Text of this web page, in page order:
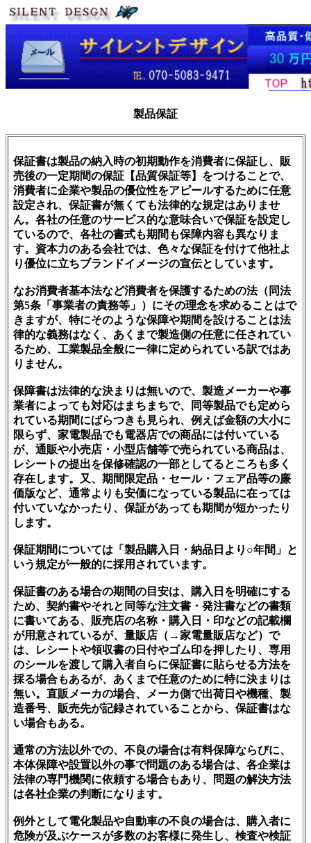
製品保証
保証書は製品の納入時の初期動作を消費者に保証し、販
売後の一定期間の保証【品質保証等】をつけることで、
消費者に企業や製品の優位性をアピールするために任意
設定され、保証書が無くても法律的な規定はありませ
ん。各社の任意のサービス的な意味合いで保証を設定し
ているので、各社の書式も期間も保障内容も異なりま
す。資本力のある会社では、色々な保証を付けて他社よ
り優位に立ちブランドイメージの宣伝としています。
なお消費者基本法など消費者を保護するための法（同法
第5条「事業者の責務等」）にその理念を求めることはで
きますが、特にそのような保障や期間を設けることは法
律的な義務はなく、あくまで製造側の任意に任されてい
るため、工業製品全般に一律に定められている訳ではあ
りません。
保障書は法律的な決まりは無いので、製造メーカーや事
業者によっても対応はまちまちで、同等製品でも定めら
れている期間にばらつきも見られ、例えば金額の大小に
限らず、家電製品でも電器店での商品には付いている
が、通販や小売店・小型店舗等で売られている商品は、
レシートの提出を保修確認の一部としてるところも多く
存在します。又、期間限定品・セール・フェア品等の廉
価版など、通常よりも安価になっている製品に在っては
付いていなかったり、保証があっても期間が短かったり
します。
保証期間については「製品購入日・納品日より○年間」と
いう規定が一般的に採用されています。
保証書のある場合の期間の目安は、購入日を明確にする
ため、契約書やそれと同等な注文書・発注書などの書類
に書いてある、販売店の名称・購入日・印などの記載欄
が用意されているが、量販店（→家電量販店など）で
は、レシートや領収書の日付やゴム印を押したり、専用
のシールを渡して購入者自らに保証書に貼らせる方法を
採る場合もあるが、あくまで任意のために特に決まりは
無い。直販メーカの場合、メーカ側で出荷日や機種、製
造番号、販売先が記録されていることから、保証書はな
い場合もある。
通常の方法以外での、不良の場合は有料保障ならびに、
本体保障や設置以外の事で問題のある場合は、各企業は
法律の専門機関に依頼する場合もあり、問題の解決方法
は各社企業の判断になります。
例外として電化製品や自動車の不良の場合は、購入者に
危険が及ぶケースが多数のお客様に発生し、検査や検証